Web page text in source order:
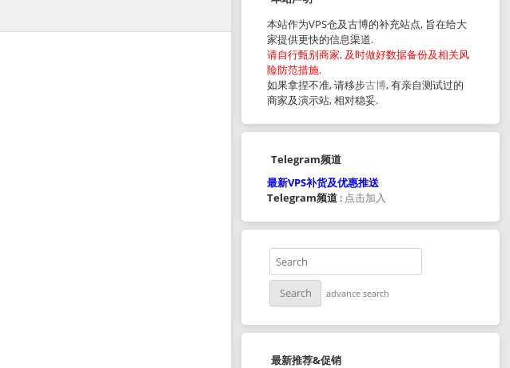
本站作为VPS仓及古博的补充站点, 旨在给大
家提供更快的信息渠道.
请自行甄别商家, 及时做好数据备份及相关风
险防范措施.
如果拿捏不准, 请移步古博, 有亲自测试过的
商家及演示站, 相对稳妥.
Telegram频道
最新VPS补货及优惠推送
Telegram频道 : 点击加入
advance search
最新推荐&促销